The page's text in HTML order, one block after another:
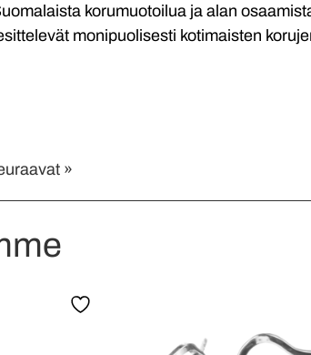
korumuotoilua ja alan
monipuolisesti kotimaisten
»